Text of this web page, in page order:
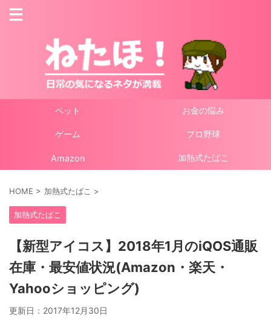
ペット お金の悩み
ゲーム プロ野球
Amazon 加熱式たばこ
HOME > 加熱式たばこ >
加熱式たばこ
【新型アイコス】2018年1月のiQOS通販
在庫・最安値状況(Amazon・楽天・
Yahooショッピング)
更新日： 2017年12月30日